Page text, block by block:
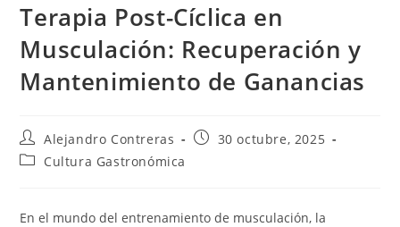
Terapia Post-Cíclica en
Musculación: Recuperación y
Mantenimiento de Ganancias
Autor
de
la
Alejandro Contreras
Entrada30 octubre, 2025
Categoría
entrada:
Cultura Gastronómica
En el mundo del entrenamiento de musculación, la